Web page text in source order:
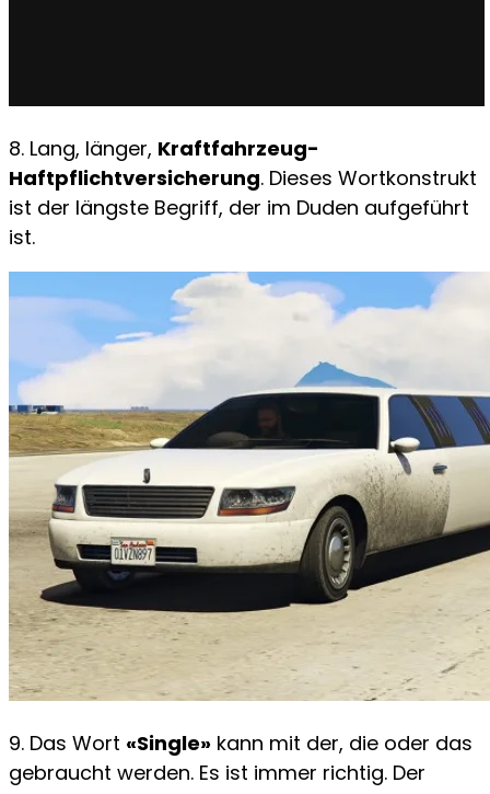
8. Lang, länger, Kraftfahrzeug-
Haftpflichtversicherung. Dieses Wortkonstrukt
ist der längste Begriff, der im Duden aufgeführt
ist.
9. Das Wort «Single» kann mit der, die oder das
gebraucht werden. Es ist immer richtig. Der